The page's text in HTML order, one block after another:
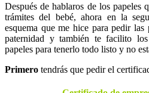
Después de hablaros de los papeles
trámites del bebé, ahora en la
esquema que me hice para pedir
paternidad y también te facilito
papeles para tenerlo todo listo y no
Primero tendrás que pedir el